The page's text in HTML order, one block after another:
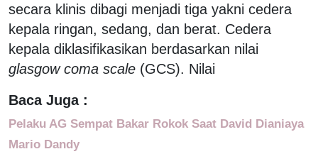
secara klinis dibagi menjadi tiga yakni cedera
kepala ringan, sedang, dan berat. Cedera
kepala diklasifikasikan berdasarkan nilai
glasgow coma scale (GCS). Nilai
Baca Juga :
Pelaku AG Sempat Bakar Rokok Saat David Dianiaya
Mario Dandy